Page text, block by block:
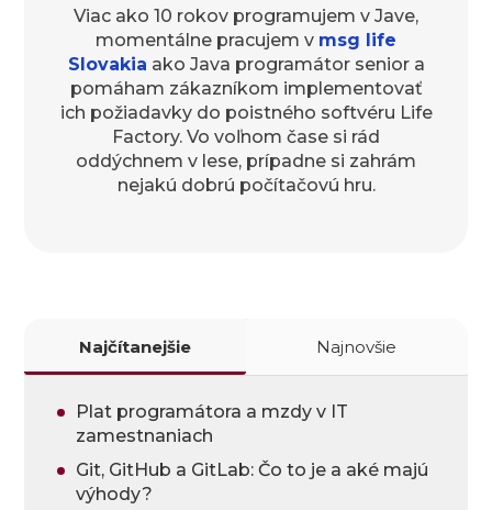
Viac ako 10 rokov programujem v Jave,
momentálne pracujem v msg life
Slovakia ako Java programátor senior a
pomáham zákazníkom implementovať
ich požiadavky do poistného softvéru Life
Factory. Vo voľnom čase si rád
oddýchnem v lese, prípadne si zahrám
nejakú dobrú počítačovú hru.
Najčítanejšie Najnovšie
Plat programátora a mzdy v IT
zamestnaniach
Git, GitHub a GitLab: Čo to je a aké majú
výhody?